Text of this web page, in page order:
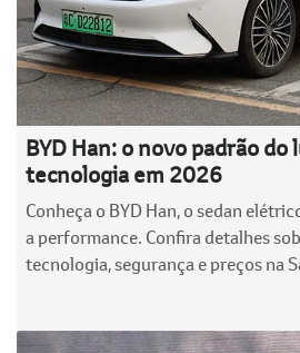
BYD Han: o novo padrão do
tecnologia em 2026
Conheça o BYD Han, o sedan
a performance. Confira detalhes
tecnologia, segurança e preços na